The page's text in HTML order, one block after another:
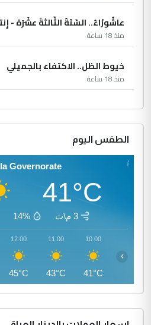
عاشُورْاءُ.. السّنَةُ الثّالثةَ عشَرَة -
منذ 18 ساعة
خيوط الظل.. الاكتفاء بالجميلي
منذ 18 ساعة
الطقس اليوم
Governorate
41°C
3 م\ث 14%
10:00
41°C
11:00
43°C
12:00
45°C
›